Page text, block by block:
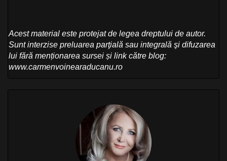
Acest material este protejat de legea dreptului de autor.
Sunt interzise preluarea parţială sau integrală şi difuzarea
lui fără menționarea sursei și link către blog:
www.carmenvoinearaducanu.ro